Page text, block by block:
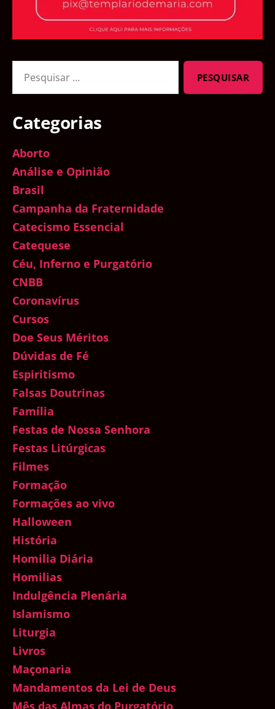
por:
Categorias
Aborto
Análise e Opinião
Brasil
Campanha da Fraternidade
Catecismo Essencial
Catequese
Céu, Inferno e Purgatório
CNBB
Coronavírus
Cursos
Doe Seus Méritos
Dúvidas de Fé
Espiritismo
Falsas Doutrinas
Família
Festas de Nossa Senhora
Festas Litúrgicas
Filmes
Formação
Formações ao vivo
Halloween
História
Homilia Diária
Homilias
Indulgência Plenária
Islamismo
Liturgia
Livros
Maçonaria
Mandamentos da Lei de Deus
Mês das Almas do Purgatório